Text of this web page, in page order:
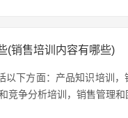
(销售培训内容有哪些)
以下方面：产品知识培训，
竞争分析培训，销售管理和